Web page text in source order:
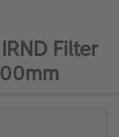
Filter